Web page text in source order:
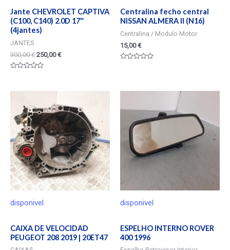
Jante CHEVROLET CAPTIVA
(C100, C140) 2.0D 17″
(4jantes)
JANTES
300,00€ 250,00€
Centralina fecho central
NISSAN ALMERA II (N16)
Centralina / Modulo Motor
15,00€
5
disponivel
CAIXA DE VELOCIDAD
PEUGEOT 208 2019 | 20ET47
disponivel
ESPELHO INTERNO ROVER
400 1996